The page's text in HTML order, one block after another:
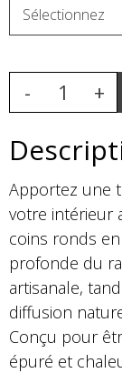
Apportez une
votre intérieur
coins ronds
profonde du
artisanale,
diffusion
Conçu pour
épuré et